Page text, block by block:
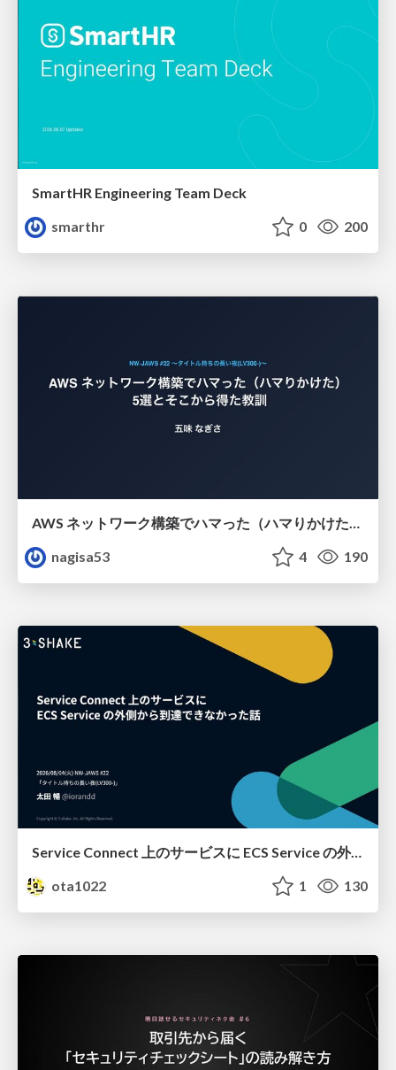
SmartHR Engineering Team Deck
smarthr
0 200
nagisa53
4 190
Service Connect 上のサービスに ECS Service の外側から到達できなかった話
ota1022
1 130